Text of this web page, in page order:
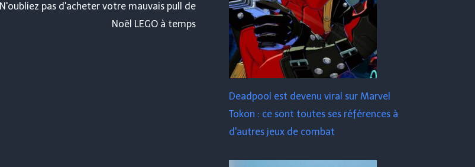
N'oubliez pas d'acheter votre mauvais pull de
Noël LEGO à temps
Deadpool est devenu viral sur Marvel
Tokon : ce sont toutes ses références à
d'autres jeux de combat